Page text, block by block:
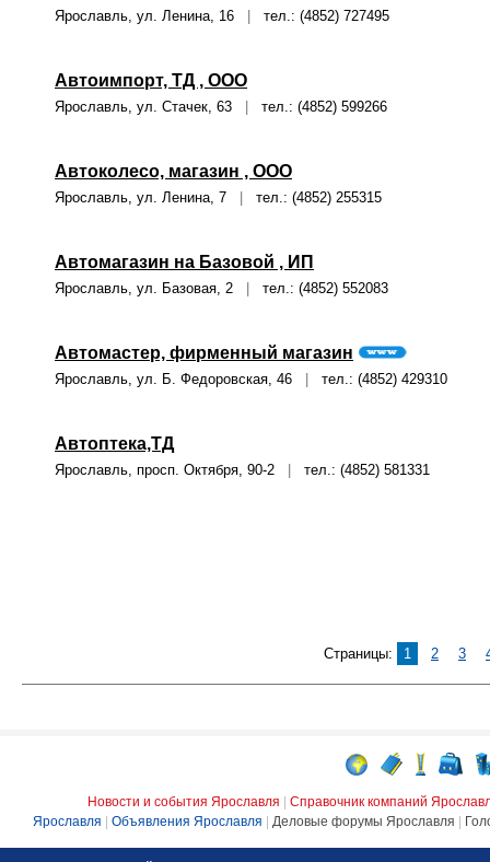
Ярославль, ул. Ленина, 16 тел.: (4852) 727495
Автоимпорт, ТД , ООО
Ярославль, ул. Стачек, 63 тел.: (4852) 599266
Автоколесо, магазин , ООО
Ярославль, ул. Ленина, 7 тел.: (4852) 255315
Автомагазин на Базовой , ИП
Ярославль, ул. Базовая, 2 тел.: (4852) 552083
Автомастер, фирменный магазин
Ярославль, ул. Б. Федоровская, 46 тел.: (4852) 429310
Автоптека,ТД
Ярославль, просп. Октября, 90-2 тел.: (4852) 581331
Страницы: 1 2 3
Новости и события Ярославля
Справочник компаний
Ярославля
Объявления Ярославля Деловые форумы Ярославля